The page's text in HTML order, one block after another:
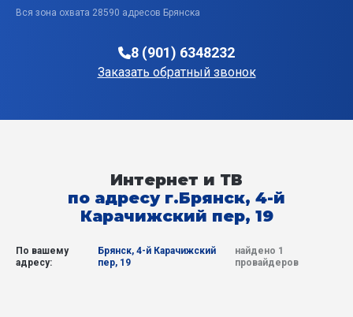
Вся зона охвата 28590 адресов Брянска
8 (901) 6348232
Заказать обратный звонок
Интернет и ТВ
по адресу г.Брянск, 4-й
Карачижский пер, 19
По вашему
адресу:
Брянск, 4-й Карачижский
пер, 19
найдено 1
провайдеров